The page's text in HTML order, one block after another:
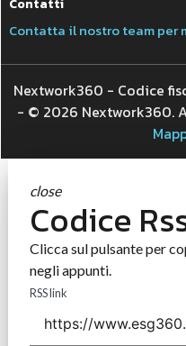
Contatti
Contatta il nostro team
Nextwork360 - Codice
- © 2026 Nextwork360.
close
Codice
Clicca sul pulsante per
negli appunti.
RSS link